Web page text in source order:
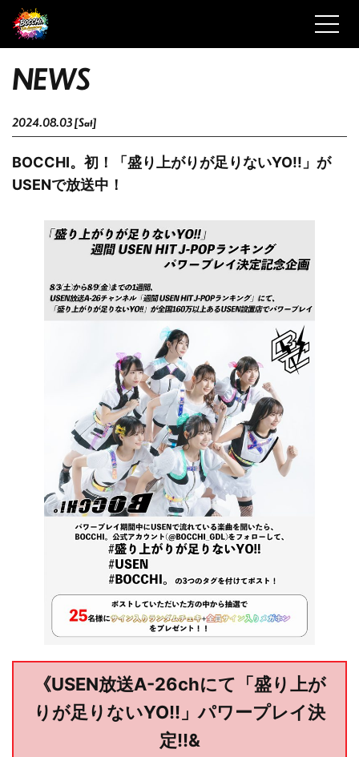
NEWS
2024.08.03 [Sat]
BOCCHI。初！「盛り上がりが足りないYO!!」が
USENで放送中！
《USEN放送A-26chにて「盛り上が
りが足りないYO!!」パワープレイ決
定!!&